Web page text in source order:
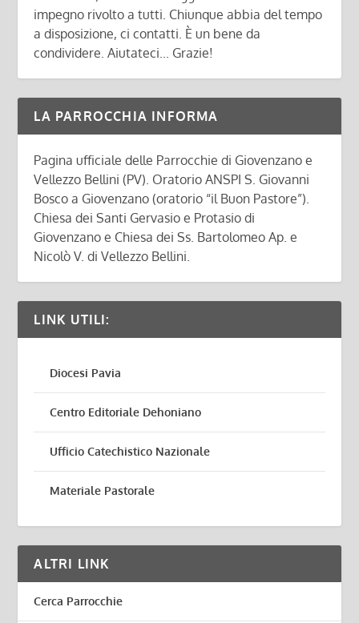
impegno rivolto a tutti. Chiunque abbia del tempo
a disposizione, ci contatti. È un bene da
condividere. Aiutateci... Grazie!
LA PARROCCHIA INFORMA
Pagina ufficiale delle Parrocchie di Giovenzano e
Vellezzo Bellini (PV). Oratorio ANSPI S. Giovanni
Bosco a Giovenzano (oratorio “il Buon Pastore”).
Chiesa dei Santi Gervasio e Protasio di
Giovenzano e Chiesa dei Ss. Bartolomeo Ap. e
Nicolò V. di Vellezzo Bellini.
LINK UTILI:
Diocesi Pavia
Centro Editoriale Dehoniano
Ufficio Catechistico Nazionale
Materiale Pastorale
ALTRI LINK
Cerca Parrocchie